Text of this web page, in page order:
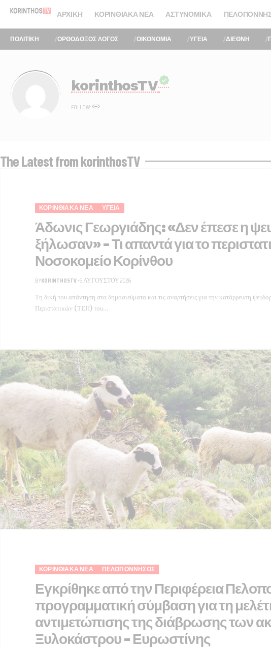
ΑΡΧΙΚΉ ΚΟΡΙΝΘΙΑΚΆ ΝΈΑ ΑΣΤΥΝΟΜΙΚΆ
ΠΟΛΙΤΙΚΗ ΟΡΘΟΔΟΞΟΣ ΛΟΓΟΣ ΟΙΚΟΝΟΜΙΑ ΥΓΕΙΑ ΔΙΕΘΝΗ
korinthosTV
FOLLOW:
The Latest from korinthosTV
ΚΟΡΙΝΘΙΑΚΆ ΝΈΑ ΥΓΕΊΑ
Άδωνις Γεωργιάδης: «Δεν έπεσε η
ξήλωσαν» – Τι απαντά για το
Νοσοκομείο Κορίνθου
BYKORINTHOSTV 6 ΑΥΓΟΎΣΤΟΥ 2026
Τη δική του απάντηση στα δημοσιεύματα και τις αναρτήσεις για την κατάρρευση
Περιστατικών (ΤΕΠ) του…
ΚΟΡΙΝΘΙΑΚΆ ΝΈΑ ΠΕΛΟΠΌΝΝΗΣΟΣ
Εγκρίθηκε από την Περιφέρεια
προγραμματική σύμβαση για τη
αντιμετώπισης της διάβρωσης των
Ξυλοκάστρου – Ευρωστίνης